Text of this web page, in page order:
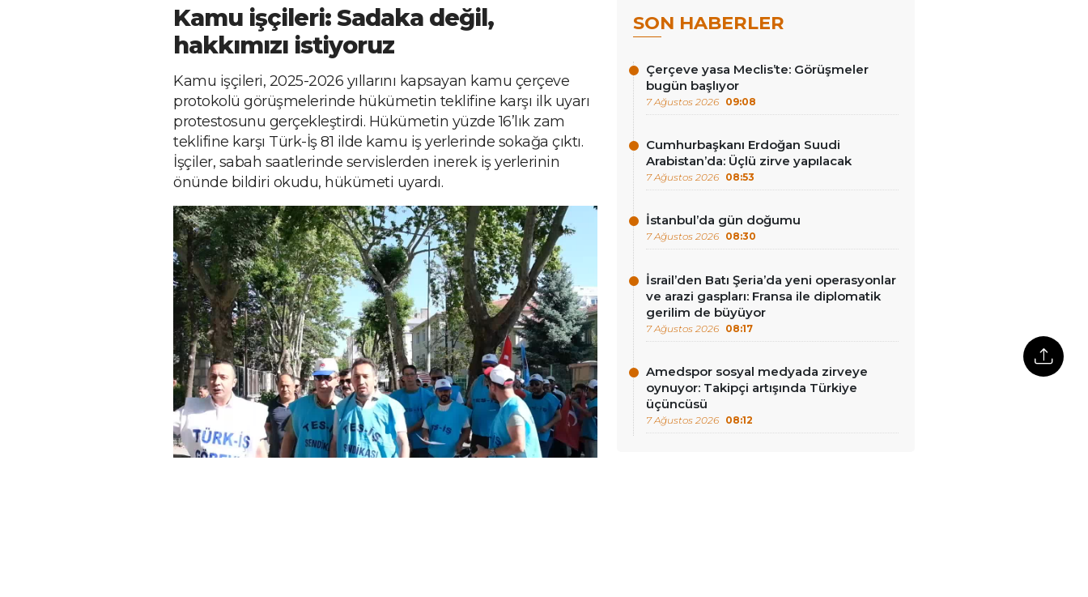
Kamu işçileri: Sadaka değil,
hakkımızı istiyoruz
Kamu işçileri, 2025-2026 yıllarını kapsayan kamu çerçeve
protokolü görüşmelerinde hükümetin teklifine karşı ilk uyarı
protestosunu gerçekleştirdi. Hükümetin yüzde 16’lık zam
teklifine karşı Türk-İş 81 ilde kamu iş yerlerinde sokağa çıktı.
İşçiler, sabah saatlerinde servislerden inerek iş yerlerinin
önünde bildiri okudu, hükümeti uyardı.
SON HABERLER
Çerçeve yasa Meclis’te: Görüşmeler
bugün başlıyor
7 Ağustos 2026 09:08
Cumhurbaşkanı Erdoğan Suudi
Arabistan’da: Üçlü zirve yapılacak
7 Ağustos 2026 08:53
İstanbul’da gün doğumu
7 Ağustos 2026 08:30
İsrail’den Batı Şeria’da yeni operasyonlar
ve arazi gaspları: Fransa ile diplomatik
gerilim de büyüyor
7 Ağustos 2026 08:17
Amedspor sosyal medyada zirveye
oynuyor: Takipçi artışında Türkiye
üçüncüsü
7 Ağustos 2026 08:12